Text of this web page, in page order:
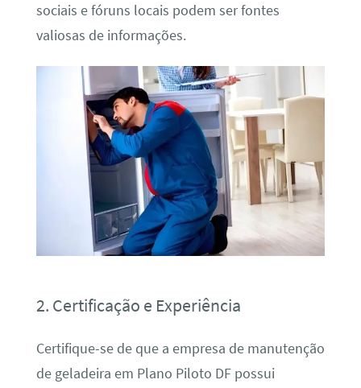
sociais e fóruns locais podem ser fontes
valiosas de informações.
2. Certificação e Experiência
Certifique-se de que a empresa de manutenção
de geladeira em Plano Piloto DF possui